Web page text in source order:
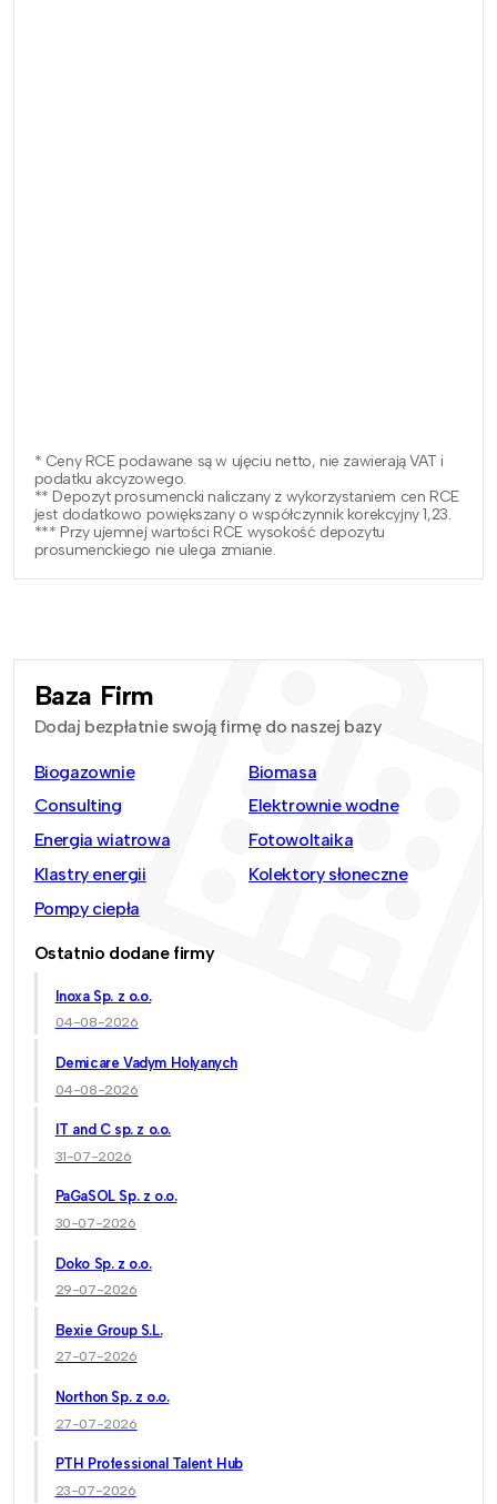
* Ceny RCE podawane są w ujęciu netto, nie zawierają VAT i
podatku akcyzowego.
** Depozyt prosumencki naliczany z wykorzystaniem cen RCE
jest dodatkowo powiększany o współczynnik korekcyjny 1,23.
*** Przy ujemnej wartości RCE wysokość depozytu
prosumenckiego nie ulega zmianie.
Baza Firm
Dodaj bezpłatnie swoją firmę do naszej bazy
Biogazownie
Biomasa
Consulting
Elektrownie wodne
Energia wiatrowa
Fotowoltaika
Klastry energii
Kolektory słoneczne
Pompy ciepła
Ostatnio dodane firmy
Inoxa Sp. z o.o.
04-08-2026
Demicare Vadym Holyanych
04-08-2026
IT and C sp. z o.o.
31-07-2026
PaGaSOL Sp. z o.o.
30-07-2026
Doko Sp. z o.o.
29-07-2026
Bexie Group S.L.
27-07-2026
Northon Sp. z o.o.
27-07-2026
PTH Professional Talent Hub
23-07-2026